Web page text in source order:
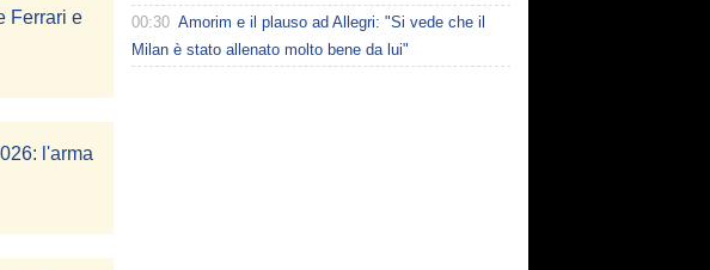
Ferrari e
l'arma
00:30 Amorim e il plauso ad Allegri: "Si vede che il
Milan è stato allenato molto bene da lui"